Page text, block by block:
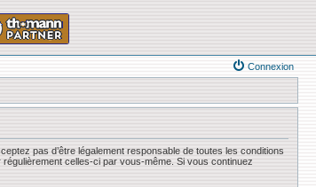
Connexion
pas d’être légalement responsable de toutes les conditions
celles-ci par vous-même. Si vous continuez